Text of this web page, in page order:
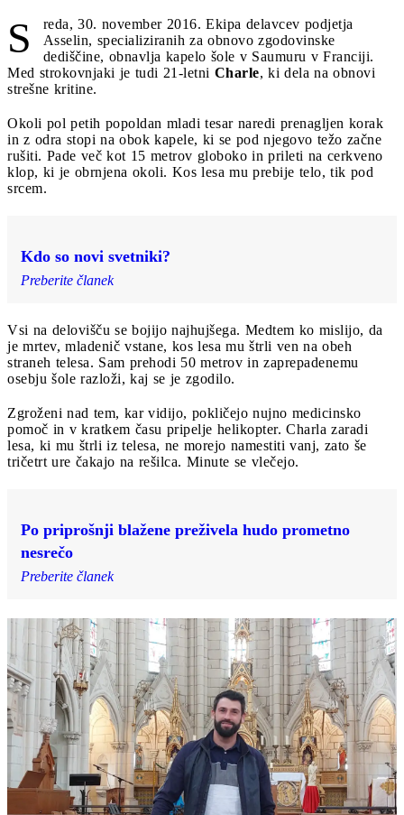
S
reda, 30. november 2016. Ekipa delavcev podjetja
Asselin, specializiranih za obnovo zgodovinske
dediščine, obnavlja kapelo šole v Saumuru v Franciji.
Med strokovnjaki je tudi 21-letni Charle, ki dela na obnovi
strešne kritine.
Okoli pol petih popoldan mladi tesar naredi prenagljen korak
in z odra stopi na obok kapele, ki se pod njegovo težo začne
rušiti. Pade več kot 15 metrov globoko in prileti na cerkveno
klop, ki je obrnjena okoli. Kos lesa mu prebije telo, tik pod
srcem.
Kdo so novi svetniki?
Preberite članek
Vsi na delovišču se bojijo najhujšega. Medtem ko mislijo, da
je mrtev, mladenič vstane, kos lesa mu štrli ven na obeh
straneh telesa. Sam prehodi 50 metrov in zaprepadenemu
osebju šole razloži, kaj se je zgodilo.
Zgroženi nad tem, kar vidijo, pokličejo nujno medicinsko
pomoč in v kratkem času pripelje helikopter. Charla zaradi
lesa, ki mu štrli iz telesa, ne morejo namestiti vanj, zato še
tričetrt ure čakajo na rešilca. Minute se vlečejo.
Po priprošnji blažene preživela hudo prometno
nesrečo
Preberite članek